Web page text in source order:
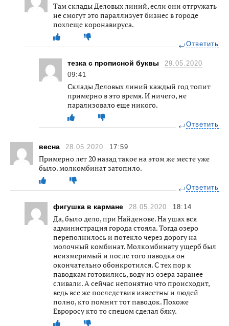
Там склады Деловых линий, если они отгружать
не смогут это параллизует бизнес в городе
похлеще коронавируса.
Ответить
тезка с прописной буквы
29.05.2020
09:41
Склады Деловых линий каждый год топит
примерно в это время. И ничего, не
парализовало еще никого.
Ответить
весна 28.05.2020 17:59
Примерно лет 20 назад такое на этом же месте уже
было. молкомбинат затопило.
Ответить
фигушка в кармане 28.05.2020 18:14
Да, было дело, при Найденове. На ушах вся
администрация города стояла. Тогда озеро
переполнилось и потекло через дорогу на
молочный комбинат. Молкомбинату ущерб был
неизмеримый и после того паводка он
окончательно обонкротился. С тех пор к
паводкам готовились, воду из озера заранее
сливали. А сейчас непонятно что происходит,
ведь все же последствия известны и людей
полно, кто помнит тот паводок. Похоже
Евроросу кто то спецом сделал бяку.